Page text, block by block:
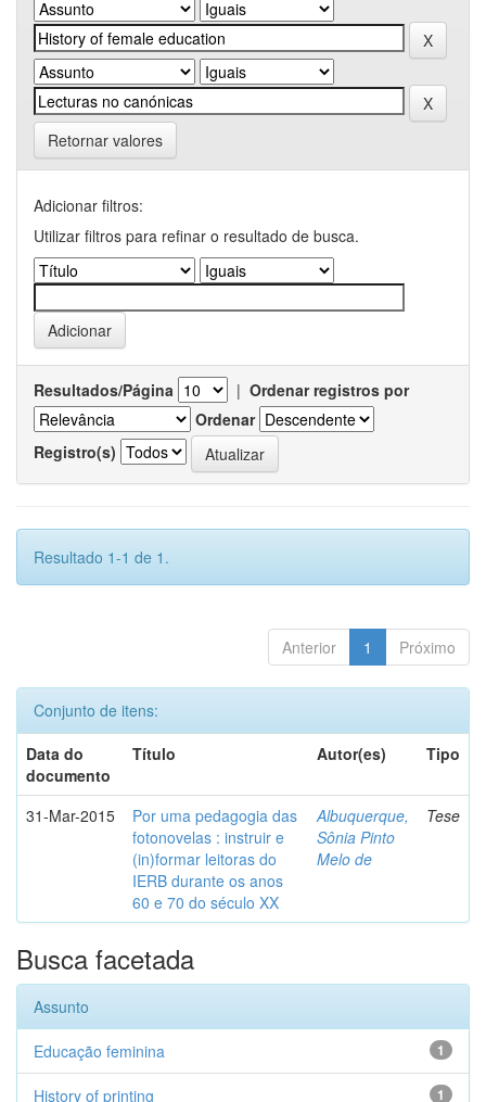
Retornar valores
Adicionar filtros:
Utilizar filtros para refinar o resultado de busca.
Resultados/Página | Ordenar registros por
Ordenar
Registro(s)
Resultado 1-1 de 1.
Anterior 1 Próximo
Conjunto de itens:
Data do
documento
Título Autor(es) Tipo
31-Mar-2015
Por uma pedagogia das
fotonovelas : instruir e
(in)formar leitoras do
IERB durante os anos
60 e 70 do século XX
Albuquerque,
Sônia Pinto
Melo de
Tese
Busca facetada
Assunto
1
Educação feminina
1
History of printing